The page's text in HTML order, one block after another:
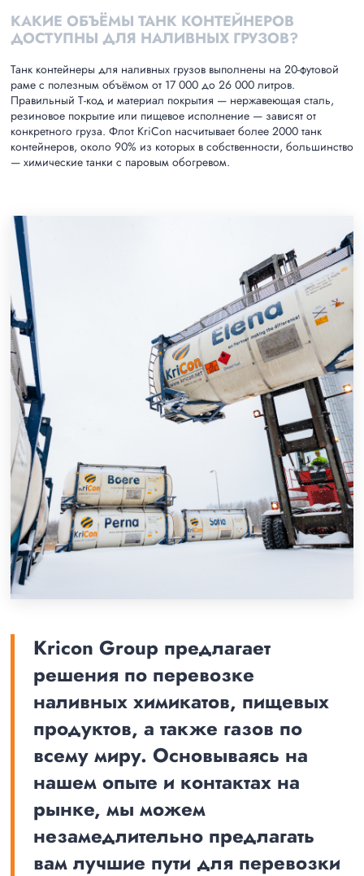
КАКИЕ ОБЪЁМЫ ТАНК КОНТЕЙНЕРОВ
ДОСТУПНЫ ДЛЯ НАЛИВНЫХ ГРУЗОВ?
Танк контейнеры для наливных грузов выполнены на 20-футовой
раме с полезным объёмом от 17 000 до 26 000 литров.
Правильный Т-код и материал покрытия — нержавеющая сталь,
резиновое покрытие или пищевое исполнение — зависят от
конкретного груза. Флот KriCon насчитывает более 2000 танк
контейнеров, около 90% из которых в собственности, большинство
— химические танки с паровым обогревом.
Kricon Group предлагает
решения по перевозке
наливных химикатов, пищевых
продуктов, а также газов по
всему миру. Основываясь на
нашем опыте и контактах на
рынке, мы можем
незамедлительно предлагать
вам лучшие пути для перевозки